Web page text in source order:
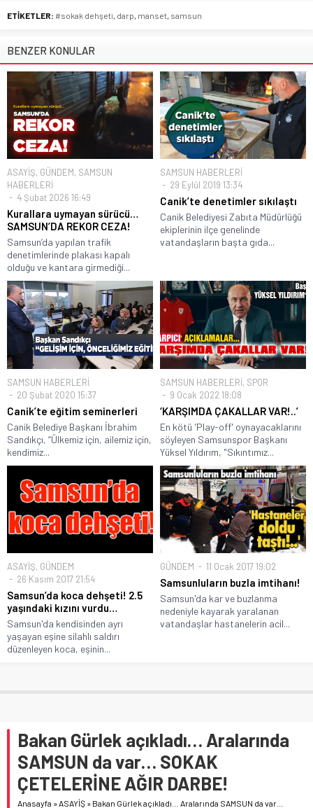
ETİKETLER: #sokak dehşeti, darp, manset, samsun
BENZER KONULAR
ASAYİŞ, GÜNDEM, SAMSUN
HABERLERİ
4 Şubat 2026 16:49
Kurallara uymayan sürücü…
SAMSUN’DA REKOR CEZA!
Samsun’da yapılan trafik
denetimlerinde plakası kapalı
olduğu ve kantara girmediği...
SAMSUN HABERLERİ
29 Eylül 2019 13:34
Canik’te denetimler sıkılaştı
Canik Belediyesi Zabıta Müdürlüğü
ekiplerinin ilçe genelinde
vatandaşların başta gıda...
SAMSUN HABERLERİ
20 Şubat 2020 15:37
Canik’te eğitim seminerleri
Canik Belediye Başkanı İbrahim
Sandıkçı, “Ülkemiz için, ailemiz için,
kendimiz...
SAMSUN HABERLERİ, SPOR
9 Ocak 2022 18:08
‘KARŞIMDA ÇAKALLAR VAR!..’
En kötü 'Play-off' oynayacaklarını
söyleyen Samsunspor Başkanı
Yüksel Yıldırım, "Sıkıntımız...
ASAYİŞ, GÜNDEM
26 Kasım 2017 21:54
Samsun’da koca dehşeti! 2.5
yaşındaki kızını vurdu…
Samsun'da kendisinden ayrı
yaşayan eşine silahlı saldırı
düzenleyen koca, eşinin...
GÜNDEM 11 Ocak 2017 19:02
Samsunluların buzla imtihanı!
Samsun'da kar ve buzlanma
nedeniyle kayarak yaralanan
vatandaşlar hastanelerin acil...
Bakan Gürlek açıkladı… Aralarında
SAMSUN da var… SOKAK
ÇETELERİNE AĞIR DARBE!
Anasayfa »ASAYİŞ » Bakan Gürlek açıkladı… Aralarında SAMSUN da var…